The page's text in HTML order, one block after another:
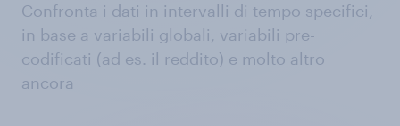
Confronta i dati in intervalli di tempo specifici,
in base a variabili globali, variabili pre-
codificati (ad es. il reddito) e molto altro
ancora